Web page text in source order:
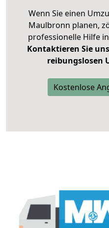
Wenn Sie einen
Maulbronn planen,
professionelle Hilfe
Kontaktieren Sie
reibungslosen
Kostenlose